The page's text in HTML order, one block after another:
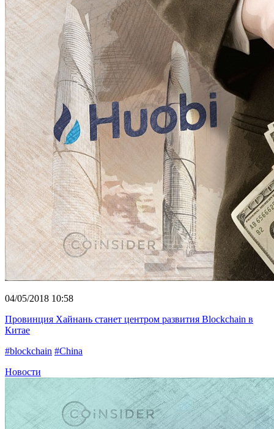
04/05/2018 10:58
Провинция Хайнань станет центром развития Blockchain в
Китае
#blockchain #China
Новости